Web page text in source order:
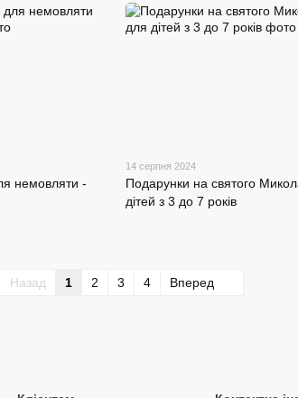
немовляти -
14 серпня 2024
Подарунки на святого
дітей з 3 до 7 років
Назад 1 2 3 4 Вперед